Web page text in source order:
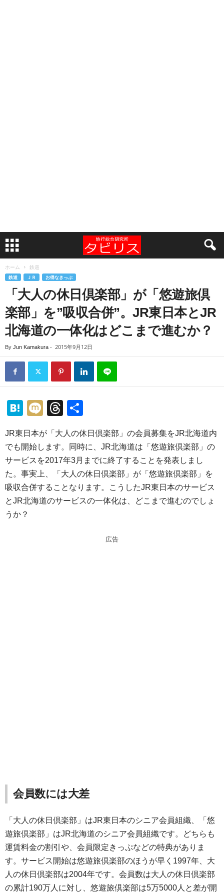
ホーム 鉄道
鉄道 ＪＲ お得なきっぷ
「大人の休日倶楽部」が「悠遊旅倶
楽部」を”吸収合併”。JR東日本とJR
北海道の一体化はどこまで進むか？
By Jun Kamakura - 2015年9月12日
H
e
n
a
M
T
e
a
d
s
JR東日本が「大人の休日倶楽部」の会員募集をJR北海道内
でも開始します。同時に、JR北海道は「悠遊旅倶楽部」の
サービスを2017年3月までに終了することを発表しまし
た。事実上、「大人の休日倶楽部」が「悠遊旅倶楽部」を
吸収合併することなります。こうしたJR東日本のサービス
とJR北海道のサービスの一体化は、どこまで進むのでしょ
うか？
広告
会員数には大差
「大人の休日倶楽部」はJR東日本のシニア会員組織、「悠
遊旅倶楽部」はJR北海道のシニア会員組織です。どちらも
運賃料金の割引や、会員限定きっぷなどの特典がありま
す。サービス開始は悠遊旅倶楽部のほうが早く1997年、大
人の休日倶楽部は2004年です。会員数は大人の休日倶楽部
の累計190万人に対し、悠遊旅倶楽部は5万5000人と差が開